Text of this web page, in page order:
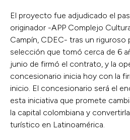
El proyecto fue adjudicado el
originador -APP Complejo
Campín, CDEC- tras un
selección que tomó cerca de 6
junio de firmó el contrato, y la
concesionario inicia hoy con la
inicio. El concesionario será el
esta iniciativa que promete
la capital colombiana y
turístico en Latinoamérica.